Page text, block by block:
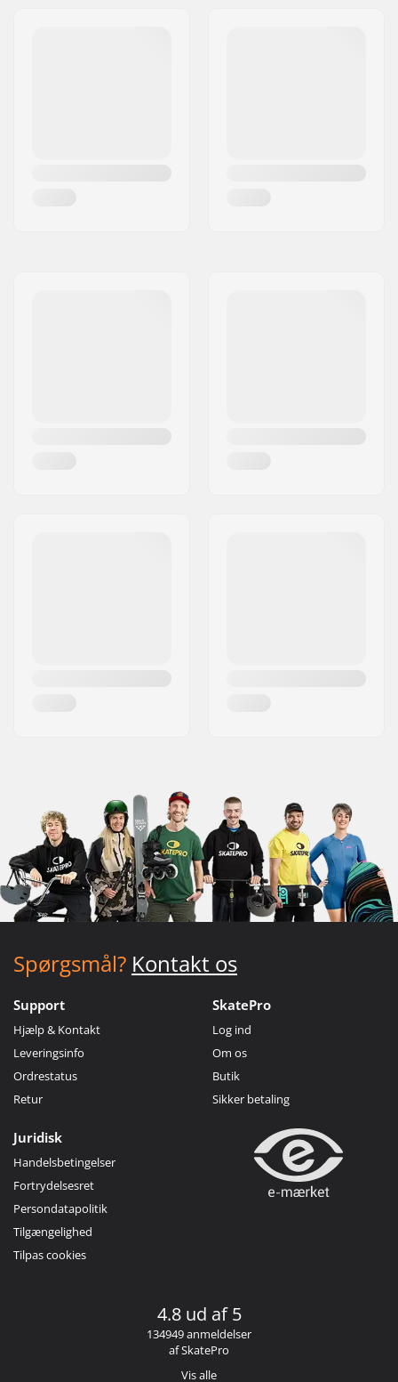
Spørgsmål? Kontakt os
Support
Hjælp & Kontakt
Leveringsinfo
Ordrestatus
Retur
SkatePro
Log ind
Om os
Butik
Sikker betaling
Juridisk
Handelsbetingelser
Fortrydelsesret
Persondatapolitik
Tilgængelighed
Tilpas cookies
4.8 ud af 5
134949 anmeldelser
af SkatePro
Vis alle